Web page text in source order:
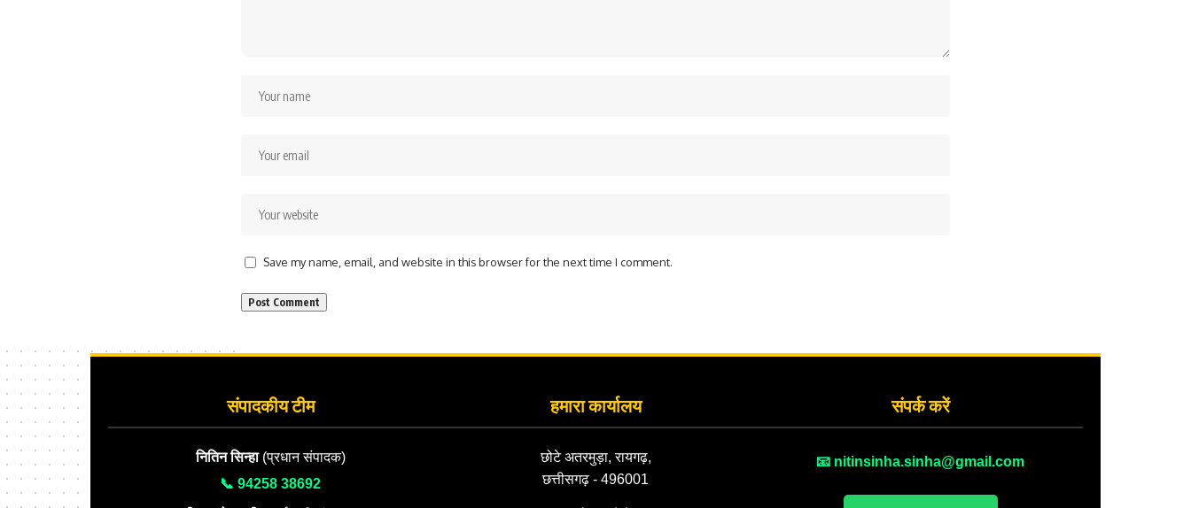
Save my name, email, and website in this browser for the next time I comment.
संपादकीय टीम
नितिन सिन्हा(प्रधान संपादक)
📞 94258 38692
हमारा कार्यालय
छोटे अतरमुड़ा, रायगढ़,
छत्तीसगढ़ - 496001
संपर्क करें
📧 nitinsinha.sinha@gmail.com